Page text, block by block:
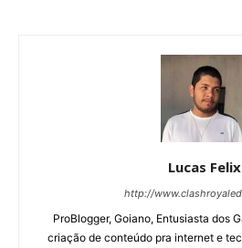
Lucas Felix
http://
ProBlogger, Goiano, Entusiasta dos
criação de conteúdo pra internet e